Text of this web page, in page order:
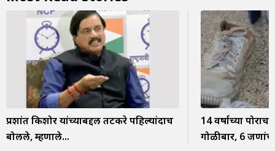
प्रशांत किशोर यांच्याबद्दल तटकरे पहिल्यांदाच
बोलले, म्हणाले...
14 वर्षाच्या
गोळीबार, 6